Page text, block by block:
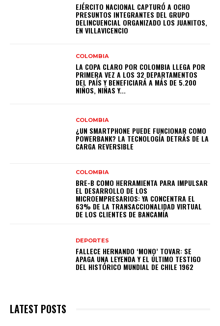
EJÉRCITO NACIONAL CAPTURÓ A OCHO
PRESUNTOS INTEGRANTES DEL GRUPO
DELINCUENCIAL ORGANIZADO LOS JUANITOS,
EN VILLAVICENCIO
COLOMBIA
LA COPA CLARO POR COLOMBIA LLEGA POR
PRIMERA VEZ A LOS 32 DEPARTAMENTOS
DEL PAÍS Y BENEFICIARÁ A MÁS DE 5.200
NIÑOS, NIÑAS Y...
COLOMBIA
¿UN SMARTPHONE PUEDE FUNCIONAR COMO
POWERBANK? LA TECNOLOGÍA DETRÁS DE LA
CARGA REVERSIBLE
COLOMBIA
BRE-B COMO HERRAMIENTA PARA IMPULSAR
EL DESARROLLO DE LOS
MICROEMPRESARIOS: YA CONCENTRA EL
63% DE LA TRANSACCIONALIDAD VIRTUAL
DE LOS CLIENTES DE BANCAMÍA
DEPORTES
FALLECE HERNANDO ‘MONO’ TOVAR: SE
APAGA UNA LEYENDA Y EL ÚLTIMO TESTIGO
DEL HISTÓRICO MUNDIAL DE CHILE 1962
LATEST POSTS